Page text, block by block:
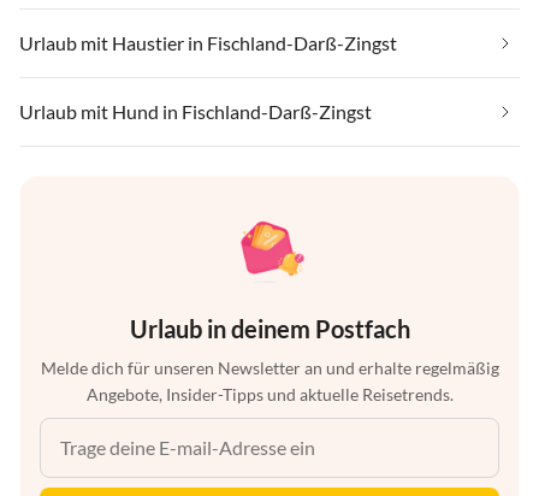
Urlaub mit Haustier in Fischland-Darß-Zingst
Urlaub mit Hund in Fischland-Darß-Zingst
Urlaub in deinem Postfach
Melde dich für unseren Newsletter an und erhalte regelmäßig
Angebote, Insider-Tipps und aktuelle Reisetrends.